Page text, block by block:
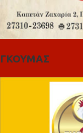
ΓΚΟΥΜΑΣ